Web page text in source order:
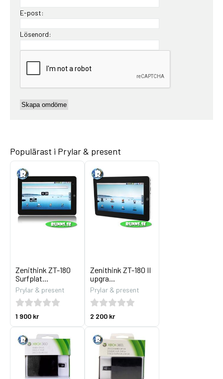
E-post:
Lösenord:
Populärast i Prylar & present
Zenithink ZT-180
Surfplat...
Prylar & present
1 900 kr
Zenithink ZT-180 II
upgra...
Prylar & present
2 200 kr